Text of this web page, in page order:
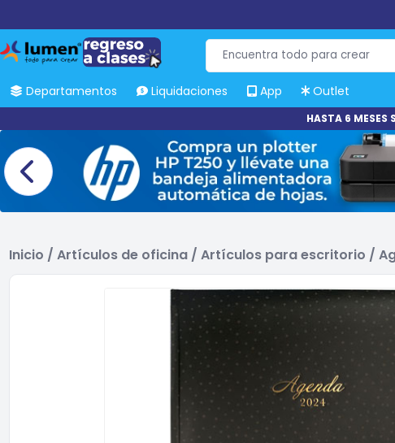
Departamentos Liquidaciones App Outlet
HASTA 6 MESES
Inicio / Artículos de oficina / Artículos para escritorio /